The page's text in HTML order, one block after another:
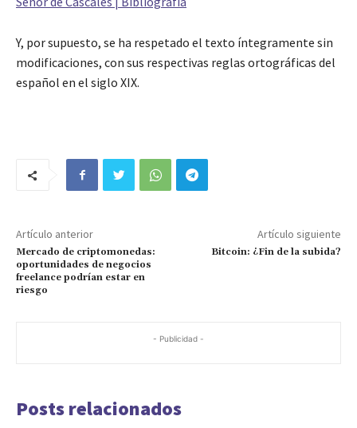
Y, por supuesto, se ha respetado el texto íntegramente sin
modificaciones, con sus respectivas reglas ortográficas del
español en el siglo XIX.
Artículo anterior
Mercado de criptomonedas:
oportunidades de negocios
freelance podrían estar en
riesgo
Artículo siguiente
Bitcoin: ¿Fin de la subida?
- Publicidad -
Posts relacionados